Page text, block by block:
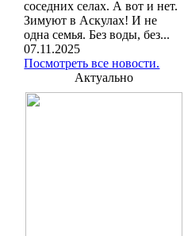
соседних селах. А вот и нет.
Зимуют в Аскулах! И не
одна семья. Без воды, без...
07.11.2025
Посмотреть все новости.
Актуально